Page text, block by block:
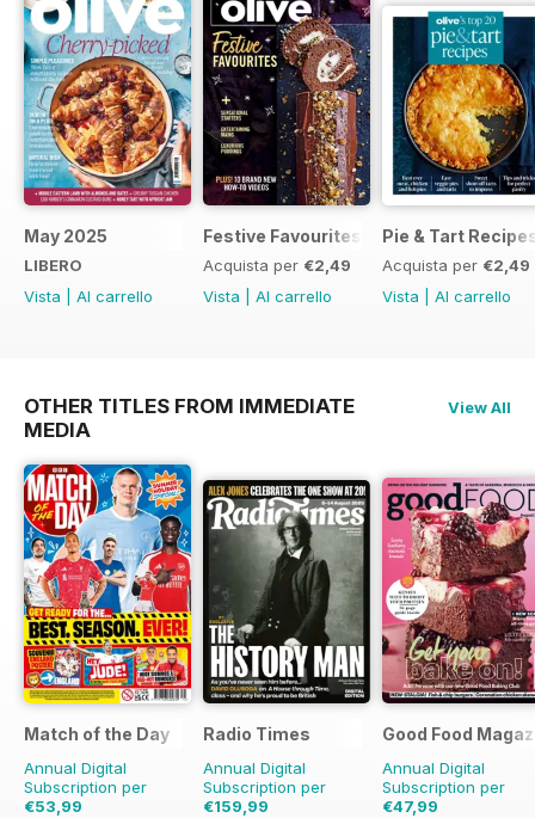
May 2025
LIBERO
Vista
Al carrello
Festive Favourites
Acquista per €2,49
Vista
Al carrello
Pie & Tart
Acquista per €2,49
Vista
Al carrello
OTHER TITLES FROM IMMEDIATE
MEDIA
View All
Match of the Day
Annual Digital
Subscription per
€53,99
Radio Times
Annual Digital
Subscription per
€159,99
Good Food
Annual Digital
Subscription per
€47,99